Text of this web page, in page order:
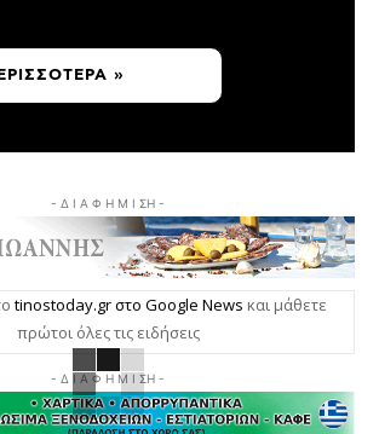
»
- Δ Ι Α Φ Η Μ Ι ΣΗ -
tinostoday.gr στο Google News και μάθετε
πρώτοι όλες τις ειδήσεις
- Δ Ι Α Φ Η Μ Ι ΣΗ -